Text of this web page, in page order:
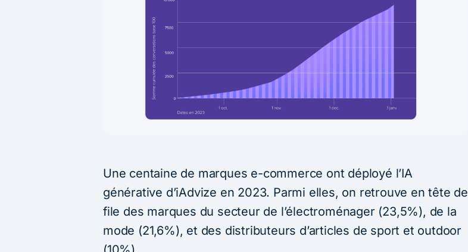
Une centaine de marques e-commerce ont déployé l’IA
générative d’iAdvize en 2023. Parmi elles, on retrouve en tête de
file des marques du secteur de l’électroménager (23,5%), de la
mode (21,6%), et des distributeurs d’articles de sport et outdoor